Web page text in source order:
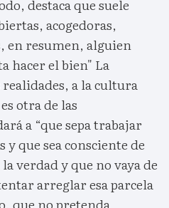
destaca que suele
acogedoras,
en resumen, alguien
hacer el bien" La
realidades, a la cultura
otra de las
a “que sepa trabajar
que sea consciente de
verdad y que no vaya de
arreglar esa parcela